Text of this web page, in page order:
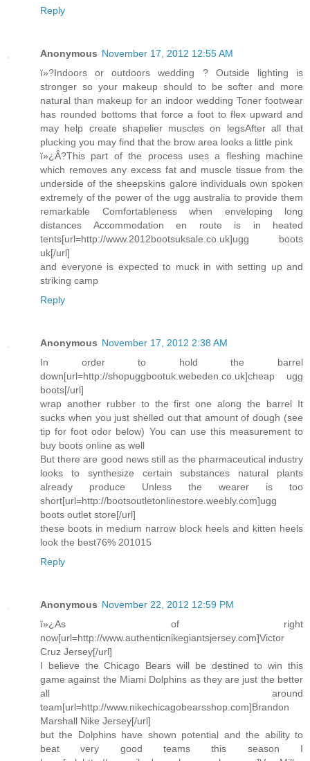
Reply
Anonymous November 17, 2012 12:55 AM
ï»?Indoors or outdoors wedding ? Outside lighting is
stronger so your makeup should to be softer and more
natural than makeup for an indoor wedding Toner footwear
has rounded bottoms that force a foot to flex upward and
may help create shapelier muscles on legsAfter all that
plucking you may find that the brow area looks a little pink
ï»¿Â?This part of the process uses a fleshing machine
which removes any excess fat and muscle tissue from the
underside of the sheepskins galore individuals own spoken
extremely of the power of the ugg australia to provide them
remarkable Comfortableness when enveloping long
distances Accommodation en route is in heated
tents[url=http://www.2012bootsuksale.co.uk]ugg boots
uk[/url]
and everyone is expected to muck in with setting up and
striking camp
Reply
Anonymous November 17, 2012 2:38 AM
In order to hold the barrel
down[url=http://shopuggbootuk.webeden.co.uk]cheap ugg
boots[/url]
wrap another rubber to the first one along the barrel It
sucks when you just shelled out that amount of dough (see
tip for foot odor below) You can use this measurement to
buy boots online as well
But there are good news still as the pharmaceutical industry
looks to synthesize certain substances natural plants
already produce Unless the wearer is too
short[url=http://bootsoutletonlinestore.weebly.com]ugg
boots outlet store[/url]
these boots in medium narrow block heels and kitten heels
look the best76% 201015
Reply
Anonymous November 22, 2012 12:59 PM
ï»¿As of right
now[url=http://www.authenticnikegiantsjersey.com]Victor
Cruz Jersey[/url]
I believe the Chicago Bears will be destined to win this
game against the Miami Dolphins as they are just the better
all around
team[url=http://www.nikechicagobearsshop.com]Brandon
Marshall Nike Jersey[/url]
but the Dolphins have shown potential and the ability to
beat very good teams this season I